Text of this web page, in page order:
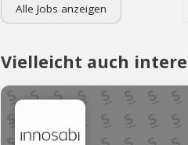
Alle Jobs anzeigen
Vielleicht auch